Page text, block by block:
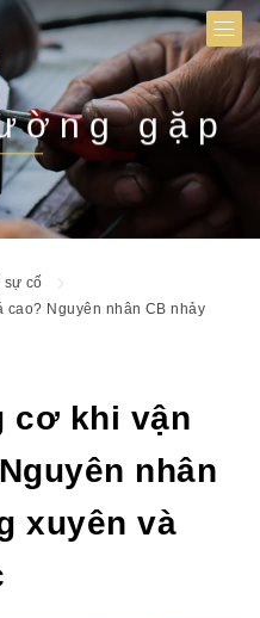
gặp
sự cố
Nguyên nhân CB nhảy
cơ khi vận
nhân
xuyên và